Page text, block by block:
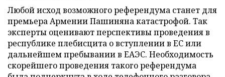
Любой исход возможного референдума станет для
премьера Армении Пашиняна катастрофой. Так
эксперты оценивают перспективы проведения в
республике плебисцита о вступлении в ЕС или
дальнейшем пребывании в ЕАЭС. Необходимость
скорейшего проведения такого референдума